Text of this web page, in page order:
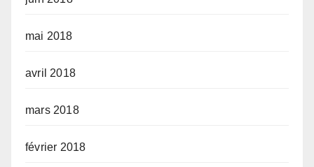
mai 2018
avril 2018
mars 2018
février 2018